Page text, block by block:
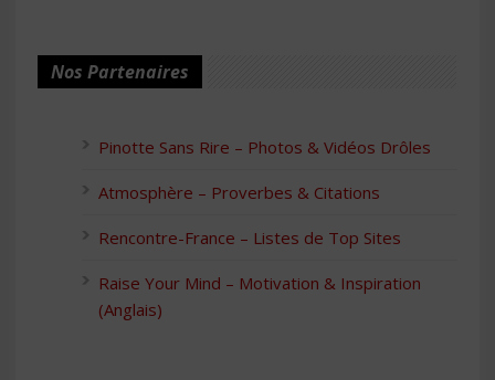
Nos Partenaires
Pinotte Sans Rire – Photos & Vidéos Drôles
Atmosphère – Proverbes & Citations
Rencontre-France – Listes de Top Sites
Raise Your Mind – Motivation & Inspiration
(Anglais)